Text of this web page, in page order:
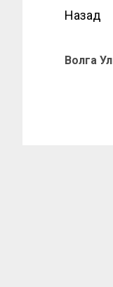
Назад
Волга